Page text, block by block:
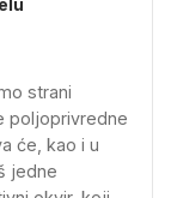
strani
poljoprivredne
će, kao i u
jedne